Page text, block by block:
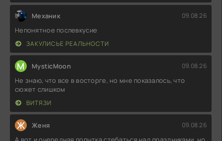
Механик 09.08.26
Непонятное послевкусие
ЗАКУЛИСЬЕ РЕАЛЬНОСТИ
M MysticMoon 09.08.26
Не знаю, что все в восторге, но мне показалось, что
сюжет слишком
ВИТЯЗИ
Ж Женя 09.08.26